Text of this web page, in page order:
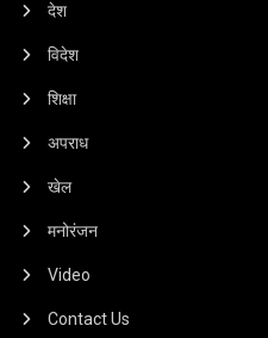
देश
विदेश
शिक्षा
अपराध
खेल
मनोरंजन
Video
Contact Us